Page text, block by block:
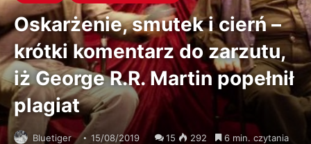
Oskarżenie, smutek i cierń –
krótki komentarz do zarzutu,
iż George R.R. Martin popełnił
plagiat
Bluetiger 15/08/2019 15 292 6 min. czytania